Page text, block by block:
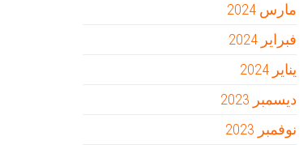
مارس 2024
فبراير 2024
يناير 2024
ديسمبر 2023
نوفمبر 2023